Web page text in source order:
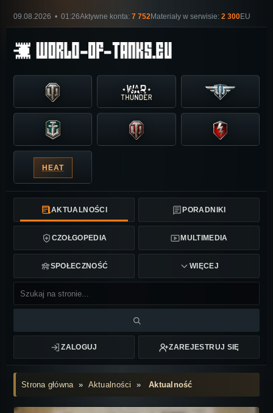
09.08.2026 • 01:26Aktywne konta: 7 752Materiały w serwisie: 2 300EU
HEAT
AKTUALNOŚCI PORADNIKI
CZOŁGOPEDIA MULTIMEDIA
SPOŁECZNOŚĆ WIĘCEJ
ZALOGUJ ZAREJESTRUJ SIĘ
Strona główna» Aktualności »Aktualność